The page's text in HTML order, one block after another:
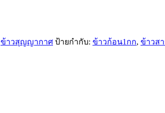
ข้าวสุญญากาศ ป้ายกำกับ: ข้าวก้อน1กก, ข้าวส